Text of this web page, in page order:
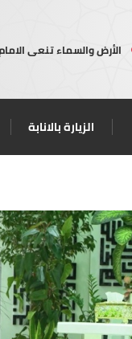
الأرض والسماء تنعى
الزيارة بالانابة